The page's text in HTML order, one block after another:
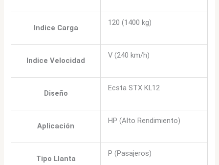
Indice Carga
120 (1400 kg)
Indice Velocidad
V (240 km/h)
Diseño
Ecsta STX KL12
Aplicación
HP (Alto Rendimiento)
Tipo Llanta
P (Pasajeros)